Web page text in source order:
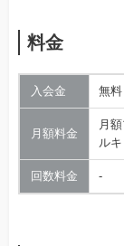
料金
入会金 無料
月額料金
月
ル
回数料金 ‐